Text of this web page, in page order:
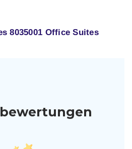
8035001 Office Suites